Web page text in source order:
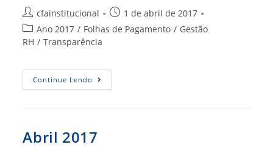
Autor
do
post:
cfainstitucional
Post
publicado:
1 de abril de 2017
Categoria
do
Ano 2017 / Folhas de Pagamento / Gestão
RH / Transparência
Continue Lendo FP
ABRIL
Abril 2017